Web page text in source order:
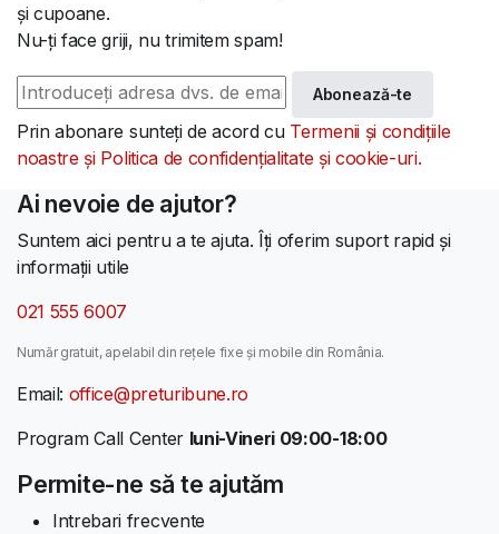
și cupoane.
Nu-ți face griji, nu trimitem spam!
Abonează-te
Prin abonare sunteți de acord cu Termenii și condițiile
noastre și Politica de confidențialitate și cookie-uri.
Ai nevoie de ajutor?
Suntem aici pentru a te ajuta. Îți oferim suport rapid și
informații utile
021 555 6007
Număr gratuit, apelabil din rețele fixe și mobile din România.
Email: office@preturibune.ro
Program Call Center luni-Vineri 09:00-18:00
Permite-ne să te ajutăm
Intrebari frecvente